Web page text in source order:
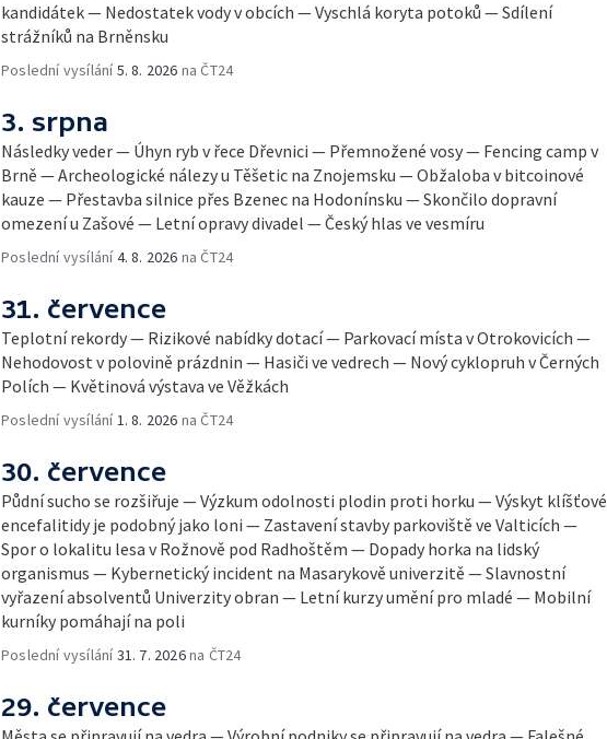
kandidátek — Nedostatek vody v obcích — Vyschlá koryta potoků — Sdílení
strážníků na Brněnsku
Poslední vysílání5. 8. 2026 na ČT24
3. srpna
Následky veder — Úhyn ryb v řece Dřevnici — Přemnožené vosy — Fencing camp v
Brně — Archeologické nálezy u Těšetic na Znojemsku — Obžaloba v bitcoinové
kauze — Přestavba silnice přes Bzenec na Hodonínsku — Skončilo dopravní
omezení u Zašové — Letní opravy divadel — Český hlas ve vesmíru
Poslední vysílání4. 8. 2026 na ČT24
31. července
Teplotní rekordy — Rizikové nabídky dotací — Parkovací místa v Otrokovicích —
Nehodovost v polovině prázdnin — Hasiči ve vedrech — Nový cyklopruh v Černých
Polích — Květinová výstava ve Věžkách
Poslední vysílání1. 8. 2026 na ČT24
30. července
Půdní sucho se rozšiřuje — Výzkum odolnosti plodin proti horku — Výskyt klíšťové
encefalitidy je podobný jako loni — Zastavení stavby parkoviště ve Valticích —
Spor o lokalitu lesa v Rožnově pod Radhoštěm — Dopady horka na lidský
organismus — Kybernetický incident na Masarykově univerzitě — Slavnostní
vyřazení absolventů Univerzity obran — Letní kurzy umění pro mladé — Mobilní
kurníky pomáhají na poli
Poslední vysílání31. 7. 2026na ČT24
29. července